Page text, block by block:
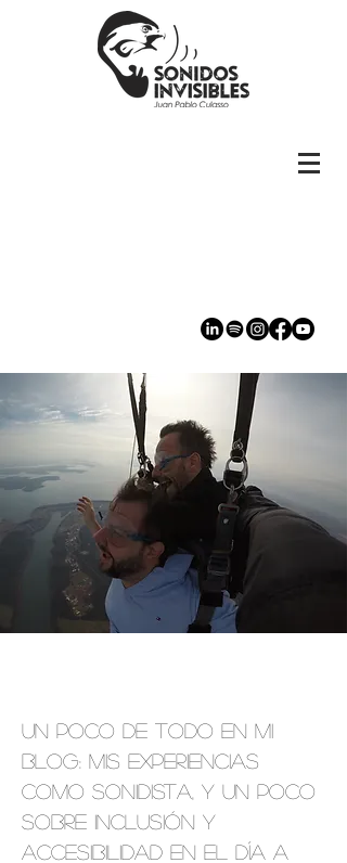
Un poco de todo en mi
blog: mis experiencias
como sonidista, y un poco
sobre inclusión y
accesibilidad en el día a